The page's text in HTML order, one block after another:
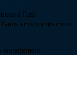
à l'œil
versements en un
engagement